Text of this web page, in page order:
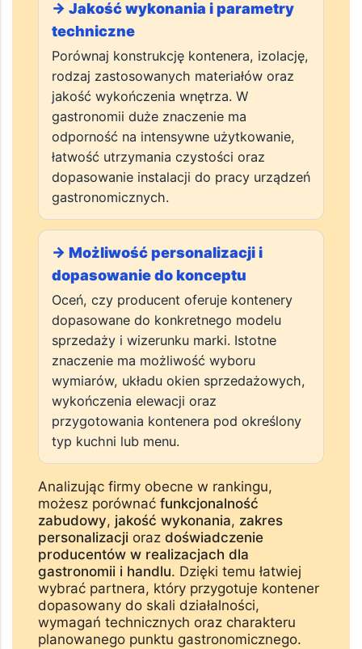
→ Jakość wykonania i parametry
techniczne
Porównaj konstrukcję kontenera, izolację,
rodzaj zastosowanych materiałów oraz
jakość wykończenia wnętrza. W
gastronomii duże znaczenie ma
odporność na intensywne użytkowanie,
łatwość utrzymania czystości oraz
dopasowanie instalacji do pracy urządzeń
gastronomicznych.
→ Możliwość personalizacji i
dopasowanie do konceptu
Oceń, czy producent oferuje kontenery
dopasowane do konkretnego modelu
sprzedaży i wizerunku marki. Istotne
znaczenie ma możliwość wyboru
wymiarów, układu okien sprzedażowych,
wykończenia elewacji oraz
przygotowania kontenera pod określony
typ kuchni lub menu.
Analizując firmy obecne w rankingu,
możesz porównać funkcjonalność
zabudowy, jakość wykonania, zakres
personalizacji oraz doświadczenie
producentów w realizacjach dla
gastronomii i handlu. Dzięki temu łatwiej
wybrać partnera, który przygotuje kontener
dopasowany do skali działalności,
wymagań technicznych oraz charakteru
planowanego punktu gastronomicznego.